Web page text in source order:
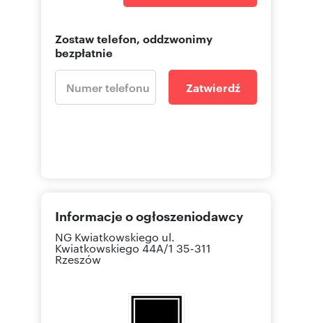
Zostaw telefon, oddzwonimy
bezpłatnie
Zatwierdź
Informacje o ogłoszeniodawcy
NG Kwiatkowskiego ul.
Kwiatkowskiego 44A/1 35-311
Rzeszów